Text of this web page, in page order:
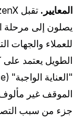
المعايير.
يصلون إلى مرحلة
للعملاء والجهات
الطويل يعتمد على
الموقف غير
جزء من سبب